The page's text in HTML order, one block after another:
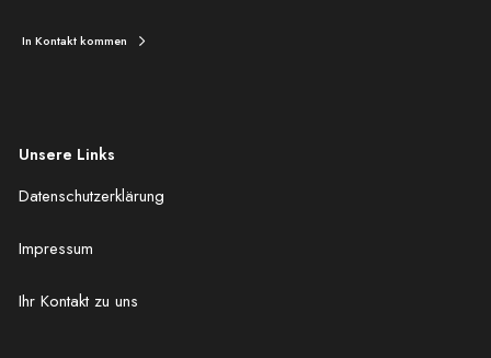
In Kontakt kommen
Unsere Links
Datenschutzerklärung
Impressum
Ihr Kontakt zu uns